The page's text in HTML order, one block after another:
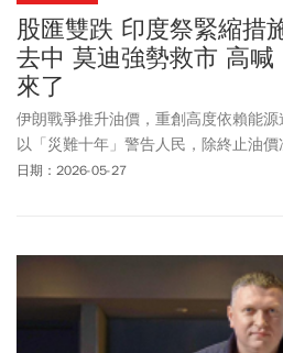
股匯雙跌 印度祭緊縮措
去中 莫迪強勢救市 高
來了
伊朗戰爭推升油價，重創高度依賴能
以「災難十年」警告人民，除終止油
資金外流，也同步強化與歐洲及北歐國
日期：2026-05-27